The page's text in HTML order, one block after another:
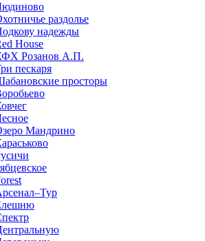
раздолье
надежды
Hоusе
Розанов А.П.
пескаря
просторы
Мандрино